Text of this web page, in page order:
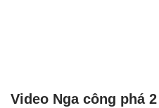
Video Nga công phá